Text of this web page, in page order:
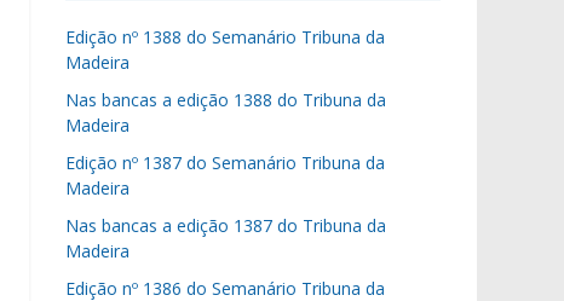
Edição nº 1388 do Semanário Tribuna da
Madeira
Nas bancas a edição 1388 do Tribuna da
Madeira
Edição nº 1387 do Semanário Tribuna da
Madeira
Nas bancas a edição 1387 do Tribuna da
Madeira
Edição nº 1386 do Semanário Tribuna da